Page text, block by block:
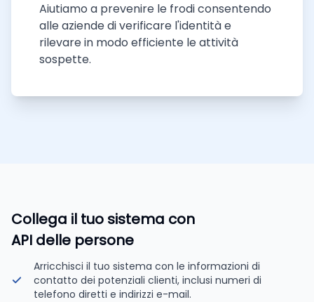
Aiutiamo a prevenire le frodi consentendo
alle aziende di verificare l'identità e
rilevare in modo efficiente le attività
sospette.
Collega il tuo sistema con
API delle persone
Arricchisci il tuo sistema con le informazioni di
contatto dei potenziali clienti, inclusi numeri di
telefono diretti e indirizzi e-mail.